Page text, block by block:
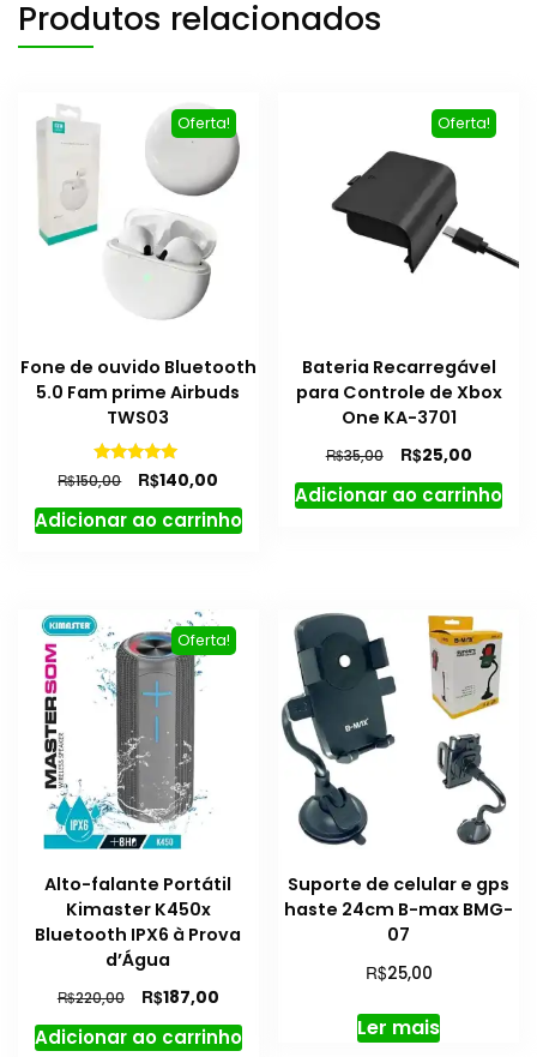
Produtos relacionados
Oferta!
Fone de ouvido Bluetooth
5.0 Fam prime Airbuds
TWS03
Avaliação
5.00
de 5
R$150,00
preço
original
R$140,00
preço
atual
Adicionar ao carrinho
Oferta!
Bateria Recarregável
para Controle de Xbox
One KA-3701
R$35,00
preço
original
R$25,00O
preço
atual
Adicionar ao carrinho
Oferta!
Alto-falante Portátil
Kimaster K450x
Bluetooth IPX6 à Prova
d’Água
R$220,00
preço
original
R$187,00O
preço
atual
Adicionar ao carrinho
Suporte de celular e gps
haste 24cm B-max BMG-
07
R$25,00
Ler mais